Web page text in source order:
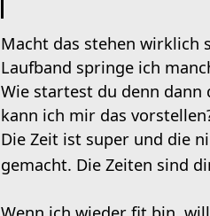
Macht das stehen wirklich
Laufband springe ich
Wie startest du denn dann
kann ich mir das
Die Zeit ist super und die
gemacht. Die Zeiten sind